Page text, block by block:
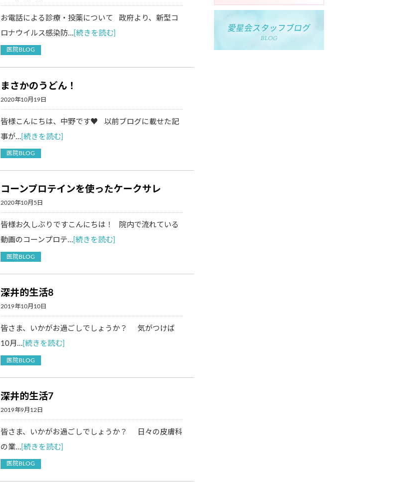
お電話による診療・投薬について 政府より、新型コ
ロナウイルス感染防…[続きを読む]
医院BLOG
まさかのうどん！
2020年10月19日
皆様こんにちは、中野です♥ 以前ブログに載せた記
事が…[続きを読む]
医院BLOG
コーンプロテインを使ったケークサレ
2020年10月5日
皆様お久しぶりですこんにちは！ 院内で流れている
動画のコーンプロテ…[続きを読む]
医院BLOG
深井的生活8
2019年10月10日
皆さま、いかがお過ごしでしょうか？ 気がつけば
10月…[続きを読む]
医院BLOG
深井的生活7
2019年9月12日
皆さま、いかがお過ごしでしょうか？ 日々の皮膚科
の業…[続きを読む]
医院BLOG